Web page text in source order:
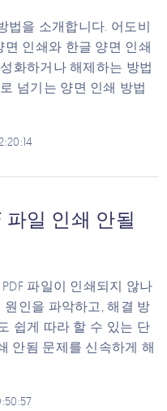
법을 소개합니다. 어도비
면 인쇄와 한글 양면 인쇄
화하거나 해제하는 방법
넘기는 양면 인쇄 방법
파일 인쇄 안될
파일이 인쇄되지 않나
원인을 파악하고, 해결 방
쉽게 따라 할 수 있는 단
안됨 문제를 신속하게 해